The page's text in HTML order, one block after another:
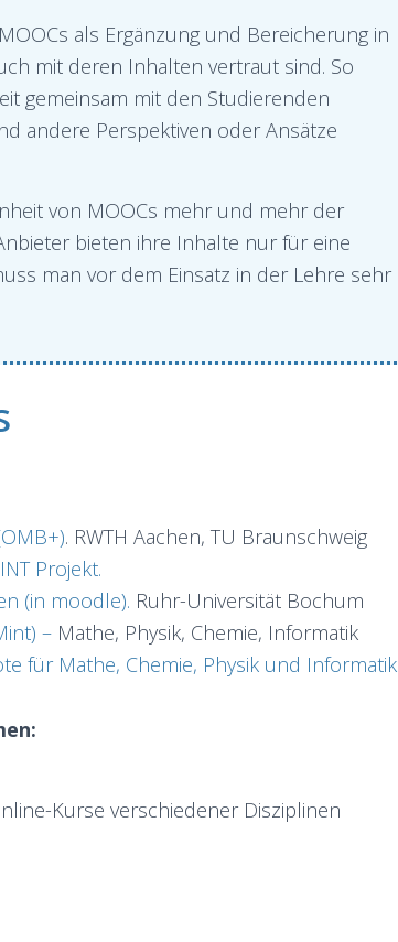
als Ergänzung und Bereicherung in
mit deren Inhalten vertraut sind. So
gemeinsam mit den Studierenden
andere Perspektiven oder Ansätze
von MOOCs mehr und mehr der
bieten ihre Inhalte nur für eine
man vor dem Einsatz in der Lehre sehr
. RWTH Aachen, TU Braunschweig
Projekt.
(in moodle). Ruhr-Universität Bochum
– Mathe, Physik, Chemie, Informatik
für Mathe, Chemie, Physik und Informatik
Kurse verschiedener Disziplinen